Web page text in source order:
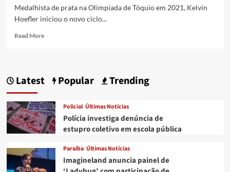
Medalhista de prata na Olimpíada de Tóquio em 2021, Kelvin
Hoefler iniciou o novo ciclo...
Read MoreRead
para
semis
do
Pro
Tour
Skate
em
Roma
Latest Popular Trending
Policial Últimas Notícias
Polícia investiga denúncia de
estupro coletivo em escola pública
Paraíba Últimas Notícias
Imagineland anuncia painel de